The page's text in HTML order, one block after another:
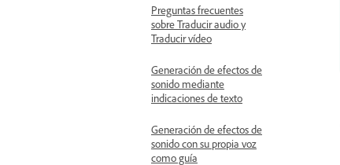
Preguntas frecuentes
sobre Traducir audio y
Traducir vídeo
Generación de efectos de
sonido mediante
indicaciones de texto
Generación de efectos de
sonido con su propia voz
como guía